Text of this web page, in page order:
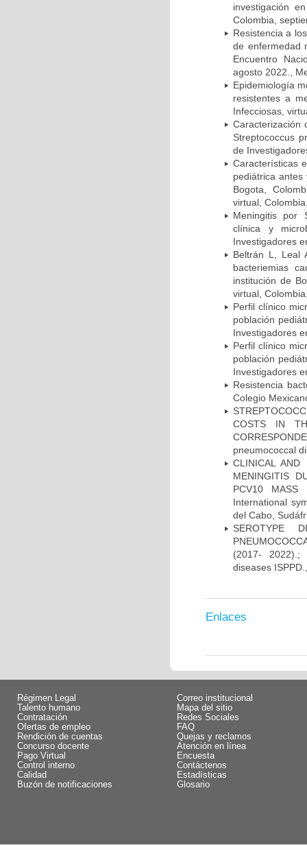
investigación
Colombia,
Resistencia a
de enfermedad
Encuentro
agosto 2022.,
Epidemiología
resistentes a
Infecciosas,
Caracterización
Streptococcus
de
Características
pediátrica
Bogota,
virtual,
Meningitis por
clínica y
Investigadores
Beltrán L, Leal
bacteriemias
institución de
virtual,
Perfil clínico
población
Investigadores
Perfil clínico
población
Investigadores
Resistencia
Colegio
COSTS IN
pneumococcal
CLINICAL AND
MENINGITIS
PCV10 MASS
International
del Cabo,
SEROTYPE
(2017- 2022).;
diseases
Enlaces
Régimen Legal
Talento humano
Contratación
Ofertas de empleo
Rendición de cuentas
Concurso docente
Pago Virtual
Control interno
Calidad
Buzón de notificaciones
Correo institucional
Mapa del sitio
Redes Sociales
FAQ
Quejas y reclamos
Atención en línea
Encuesta
Contáctenos
Estadísticas
Glosario